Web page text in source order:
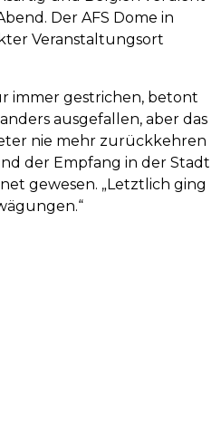
Der AFS Dome in
Veranstaltungsort
immer gestrichen, betont
ausgefallen, aber das
nie mehr zurückkehren
der Empfang in der Stadt
gewesen. „Letztlich ging